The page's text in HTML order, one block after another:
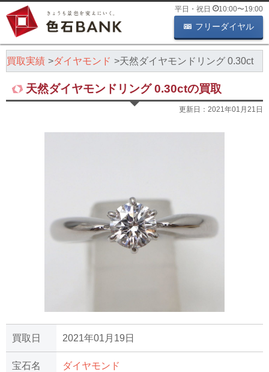
平日・祝日 10:00〜19:00
フリーダイヤル
買取実績 ダイヤモンド 天然ダイヤモンドリング 0.30ct
天然ダイヤモンドリング 0.30ctの買取
更新日： 2021年01月21日
買取日 2021年01月19日
宝石名 ダイヤモンド